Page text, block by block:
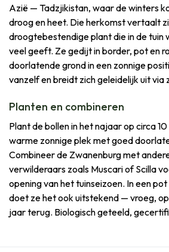
Azië — Tadzjikistan, waar de winters
droog en heet. Die herkomst vertaalt
droogtebestendige plant die in de tuin
veel geeft. Ze gedijt in border, pot en
doorlatende grond in een zonnige
vanzelf en breidt zich geleidelijk uit via
Planten en combineren
Plant de bollen in het najaar op circa
warme zonnige plek met goed
Combineer de Zwanenburg met
verwilderaars zoals Muscari of Scilla
opening van het tuinseizoen. In een
doet ze het ook uitstekend — vroeg,
jaar terug. Biologisch geteeld,